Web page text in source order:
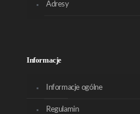
Adresy
Informacje
Informacje ogólne
Regulamin